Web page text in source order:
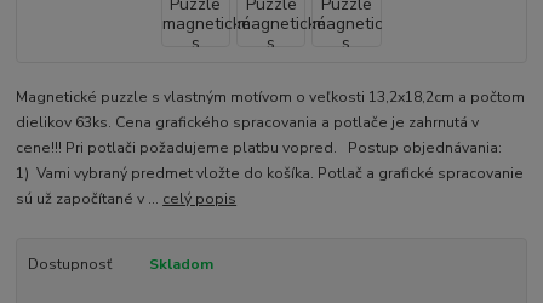
Magnetické puzzle s vlastným motívom o veľkosti 13,2x18,2cm a počtom
dielikov 63ks. Cena grafického spracovania a potlače je zahrnutá v
cene!!! Pri potlači požadujeme platbu vopred. Postup objednávania:
1) Vami vybraný predmet vložte do košíka. Potlač a grafické spracovanie
sú už započítané v ... celý popis
Dostupnosť Skladom